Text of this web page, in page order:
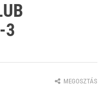
3
MEGOSZTÁS